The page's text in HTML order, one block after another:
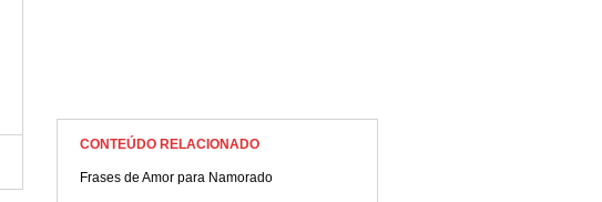
CONTEÚDO RELACIONADO
Frases de Amor para Namorado